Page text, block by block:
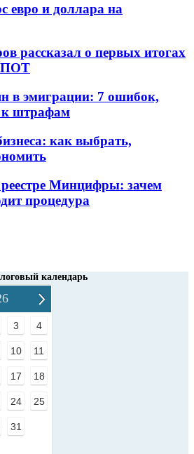
евро и доллара на
рассказал о первых итогах
в эмиграции: 7 ошибок,
к штрафам
как выбрать,
Минцифры: зачем
процедура
календарь
3 4
10 11
17 18
24 25
31